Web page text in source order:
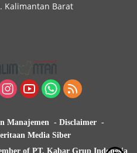
Kalimantan Barat
Manajemen
Disclaimer
Media Siber
of PT. Kabar Grup Indonesia